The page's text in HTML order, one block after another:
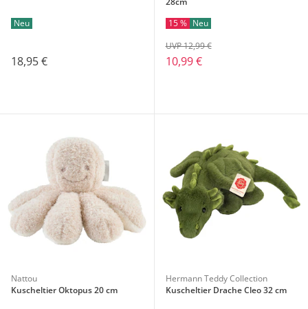
Neu
18,95 €
15 % Neu
10,99 €
UVP 12,99 €
Nattou
Kuscheltier Oktopus 20 cm
Hermann Teddy Collection
Kuscheltier Drache Cleo 32 cm